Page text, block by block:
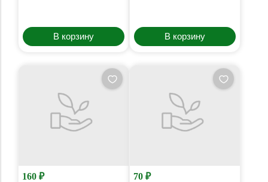
В корзину В корзину
160 ₽ 70 ₽